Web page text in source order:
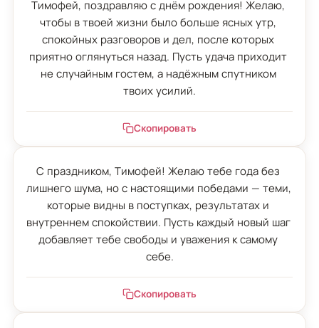
Тимофей, поздравляю с днём рождения! Желаю,
чтобы в твоей жизни было больше ясных утр,
спокойных разговоров и дел, после которых
приятно оглянуться назад. Пусть удача приходит
не случайным гостем, а надёжным спутником
твоих усилий.
Скопировать
С праздником, Тимофей! Желаю тебе года без
лишнего шума, но с настоящими победами — теми,
которые видны в поступках, результатах и
внутреннем спокойствии. Пусть каждый новый шаг
добавляет тебе свободы и уважения к самому
себе.
Скопировать